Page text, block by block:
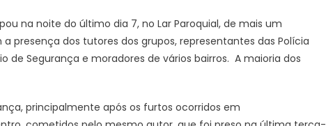
na noite do último dia 7, no Lar Paroquial, de mais um
presença dos tutores dos grupos, representantes das Polícia
de Segurança e moradores de vários bairros. A maioria dos
principalmente após os furtos ocorridos em